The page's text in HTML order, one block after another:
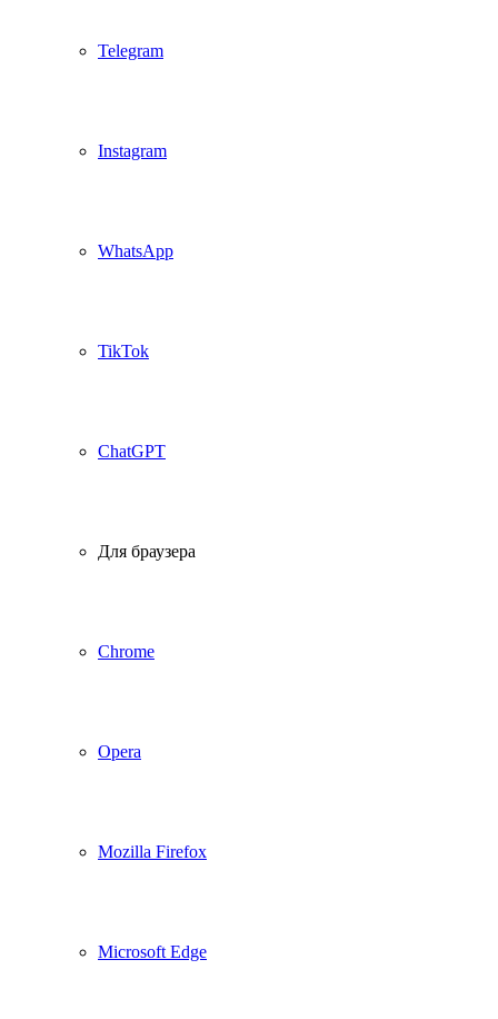
Telegram
Instagram
WhatsApp
TikTok
ChatGPT
Для браузера
Chrome
Opera
Mozilla Firefox
Microsoft Edge